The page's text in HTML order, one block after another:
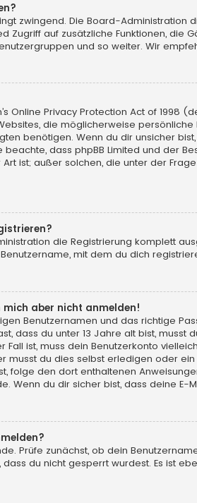
zwingend. Die Board-
Zugriff auf zusätzliche Funktionen, die
und so weiter. Wir
Online Privacy Protection Act of 1998
die möglicherweise
benötigen. Wenn du dir unsicher
beachte, dass phpBB Limited und der
ist; außer solchen, die unter der
die Registrierung komplett
mit dem du dich
aber nicht anmelden!
Benutzernamen und das richtige
dass du unter 13 Jahre alt bist,
Fall ist, muss dein Benutzerkonto
du dies selbst erledigen oder
folge den dort enthaltenen
Wenn du dir sicher bist, dass deine
Prüfe zunächst, ob dein
du nicht gesperrt wurdest. Es ist